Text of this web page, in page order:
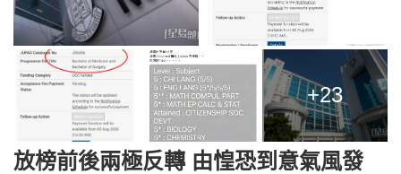
+23
放榜前後兩極反轉 由惶恐到意氣風發